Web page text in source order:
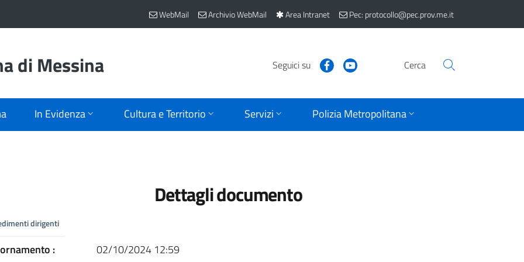
WebMail Archivio WebMail Area Intranet Pec: protocollo@pec.prov.me.it
di Messina Seguici su Cerca
In Evidenza Cultura e Territorio Servizi Polizia Metropolitana
Dettagli documento
dirigenti
:
02/10/2024 12:59